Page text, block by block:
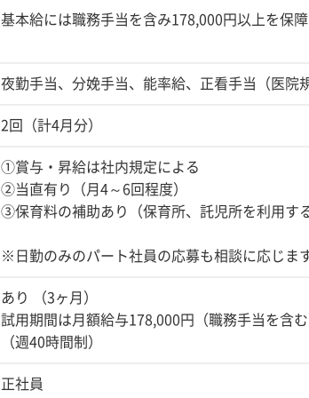
基本給には職務手当を含み178,000円以上を保障
夜勤手当、分娩手当、能率給、正看手当（医院
2回（計4月分）
①賞与・昇給は社内規定による
②当直有り（月4～6回程度）
③保育料の補助あり（保育所、託児所を利用す
※日勤のみのパート社員の応募も相談に応じま
あり （3ヶ月）
試用期間は月額給与178,000円（職務手当を含む
（週40時間制）
正社員